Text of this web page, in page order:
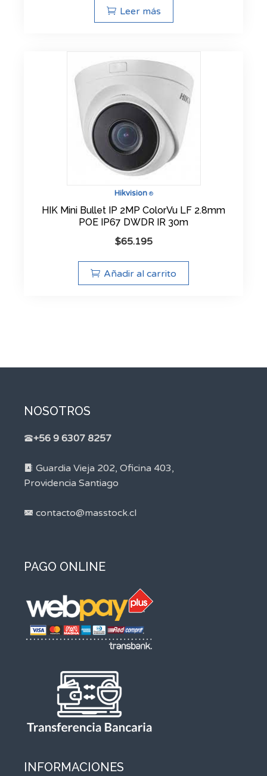
Leer más
Hikvision®
HIK Mini Bullet IP 2MP ColorVu LF 2.8mm
POE IP67 DWDR IR 30m
$65.195
Añadir al carrito
NOSOTROS
+56 9 6307 8257
Guardia Vieja 202, Oficina 403,
Providencia Santiago
contacto@masstock.cl
PAGO ONLINE
INFORMACIONES